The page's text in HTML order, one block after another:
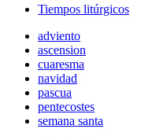
Tiempos litúrgicos
adviento
ascension
cuaresma
navidad
pascua
pentecostes
semana santa